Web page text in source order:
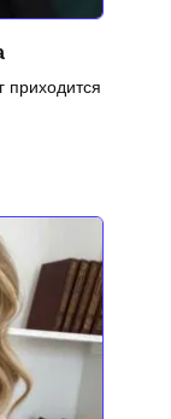
приходится